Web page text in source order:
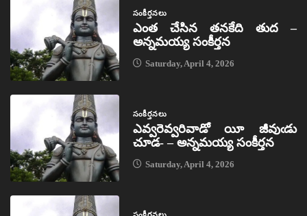
సంకీర్తనలు
ఎంత చేసిన తనకేది తుద –
అన్నమయ్య సంకీర్తన
Saturday, April 4, 2026
సంకీర్తనలు
ఎవ్వరెవ్వరివాడో యీ జీవుఁడు
చూడ- – అన్నమయ్య సంకీర్తన
Saturday, April 4, 2026